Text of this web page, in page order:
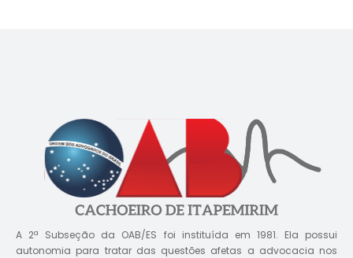
A 2ª Subseção da OAB/ES foi instituída em 1981. Ela possui
autonomia para tratar das questões afetas a advocacia nos